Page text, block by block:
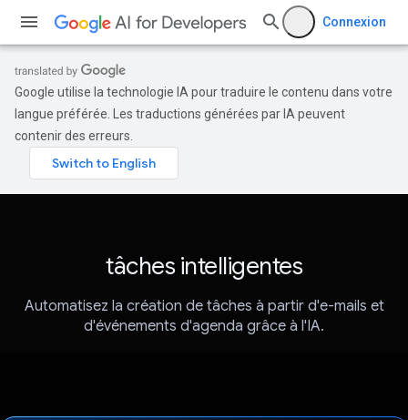
Connexion
Google utilise la technologie IA pour traduire le contenu dans votre
langue préférée. Les traductions générées par IA peuvent
contenir des erreurs.
tâches intelligentes
Automatisez la création de tâches à partir d'e-mails et
d'événements d'agenda grâce à l'IA.